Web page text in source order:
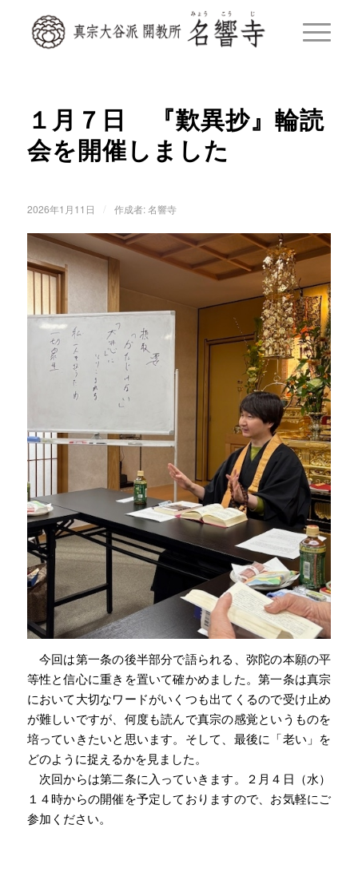
１月７日 『歎異抄』輪読
会を開催しました
2026年1月11日 作成者:名響寺
今回は第一条の後半部分で語られる、弥陀の本願の平
等性と信心に重きを置いて確かめました。第一条は真宗
において大切なワードがいくつも出てくるので受け止め
が難しいですが、何度も読んで真宗の感覚というものを
培っていきたいと思います。そして、最後に「老い」を
どのように捉えるかを見ました。
次回からは第二条に入っていきます。２月４日（水）
１４時からの開催を予定しておりますので、お気軽にご
参加ください。